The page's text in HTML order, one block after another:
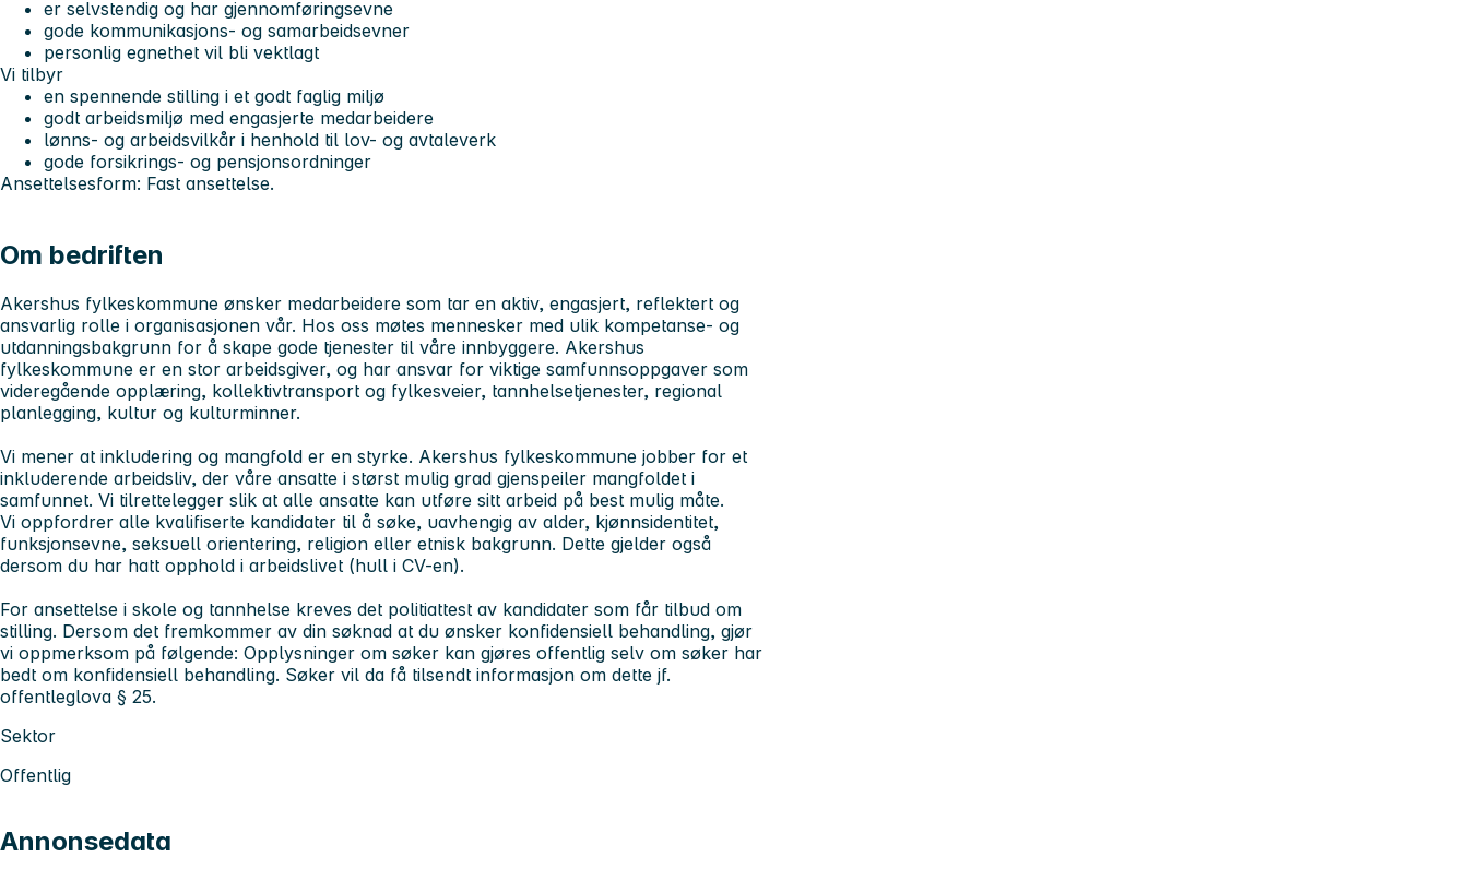
er selvstendig og har gjennomføringsevne
gode kommunikasjons- og samarbeidsevner
personlig egnethet vil bli vektlagt
Vi tilbyr
en spennende stilling i et godt faglig miljø
godt arbeidsmiljø med engasjerte medarbeidere
lønns- og arbeidsvilkår i henhold til lov- og avtaleverk
gode forsikrings- og pensjonsordninger
Ansettelsesform: Fast ansettelse.
Om bedriften
Akershus fylkeskommune ønsker medarbeidere som tar en aktiv, engasjert, reflektert og
ansvarlig rolle i organisasjonen vår. Hos oss møtes mennesker med ulik kompetanse- og
utdanningsbakgrunn for å skape gode tjenester til våre innbyggere. Akershus
fylkeskommune er en stor arbeidsgiver, og har ansvar for viktige samfunnsoppgaver som
videregående opplæring, kollektivtransport og fylkesveier, tannhelsetjenester, regional
planlegging, kultur og kulturminner.
Vi mener at inkludering og mangfold er en styrke. Akershus fylkeskommune jobber for et
inkluderende arbeidsliv, der våre ansatte i størst mulig grad gjenspeiler mangfoldet i
samfunnet. Vi tilrettelegger slik at alle ansatte kan utføre sitt arbeid på best mulig måte.
Vi oppfordrer alle kvalifiserte kandidater til å søke, uavhengig av alder, kjønnsidentitet,
funksjonsevne, seksuell orientering, religion eller etnisk bakgrunn. Dette gjelder også
dersom du har hatt opphold i arbeidslivet (hull i CV-en).
For ansettelse i skole og tannhelse kreves det politiattest av kandidater som får tilbud om
stilling. Dersom det fremkommer av din søknad at du ønsker konfidensiell behandling, gjør
vi oppmerksom på følgende: Opplysninger om søker kan gjøres offentlig selv om søker har
bedt om konfidensiell behandling. Søker vil da få tilsendt informasjon om dette jf.
offentleglova § 25.
Sektor
Offentlig
Annonsedata